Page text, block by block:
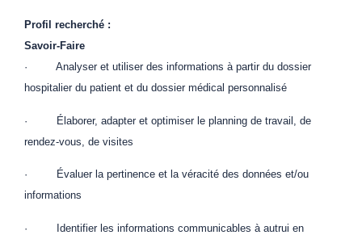
Profil recherché :
Savoir-Faire
· Analyser et utiliser des informations à partir du dossier
hospitalier du patient et du dossier médical personnalisé
· Élaborer, adapter et optimiser le planning de travail, de
rendez-vous, de visites
· Évaluer la pertinence et la véracité des données et/ou
informations
· Identifier les informations communicables à autrui en